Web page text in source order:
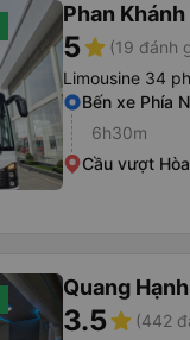
Phan Khánh
5star (19 đánh
Limousine 34
Bến xe Phía
6h30m
Cầu vượt
Quang
3.5star (442